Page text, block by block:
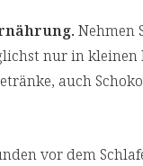
Nehmen
nur in
auch
vor dem